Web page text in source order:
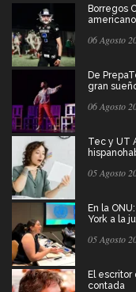
Borregos
americano
06 Agosto
De
gran
06 Agosto
Tec y UT
05 Agosto
En la
York a la
05 Agosto
El
contada